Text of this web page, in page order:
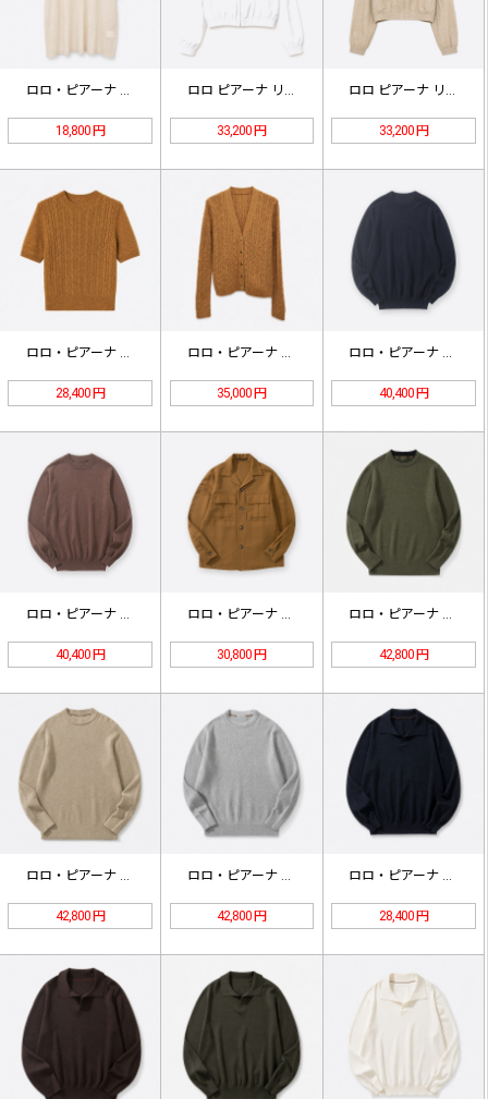
ロロ・ピアーナ 刺繍ロゴ ウール 半…
18,800 円
ロロ ピアーナ リネン フーデッドジ…
33,200 円
ロロ ピアーナ リネン フーデッドジ…
33,200 円
28,400 円 35,000 円 40,400 円
ロロ・ピアーナ Classic ベビ…
40,400 円
ロロ・ピアーナ リネン ポケット シ…
30,800 円
ロロ・ピアーナ City Pull …
42,800 円
ロロ・ピアーナ City Pull …
42,800 円
ロロ・ピアーナ City Pull …
42,800 円
ロロ・ピアーナ Empire ウール…
28,400 円